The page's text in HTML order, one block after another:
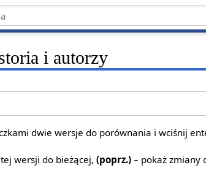
i autorzy
dwie wersje do porównania i wciśnij
wersji do bieżącej,(poprz.) – pokaż zmiany